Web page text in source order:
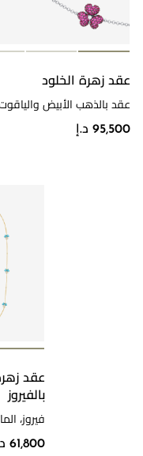
عقد زهرة الخلود
عقد بالذهب الأبيض
95,500 د.إ
عقد
بالفيروز
فيروز،
61,800 د.إ